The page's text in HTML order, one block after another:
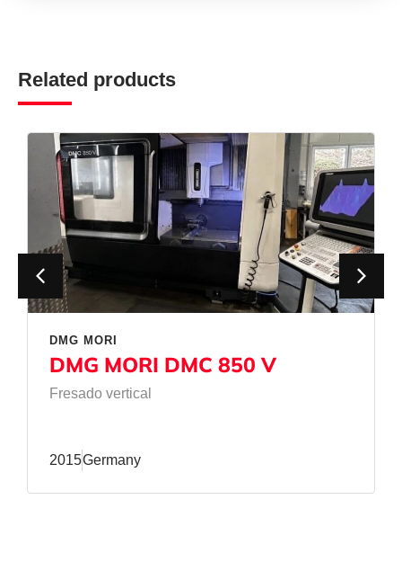
Related products
DMG MORI
DMG MORI DMC 850 V
Fresado vertical
2015Germany